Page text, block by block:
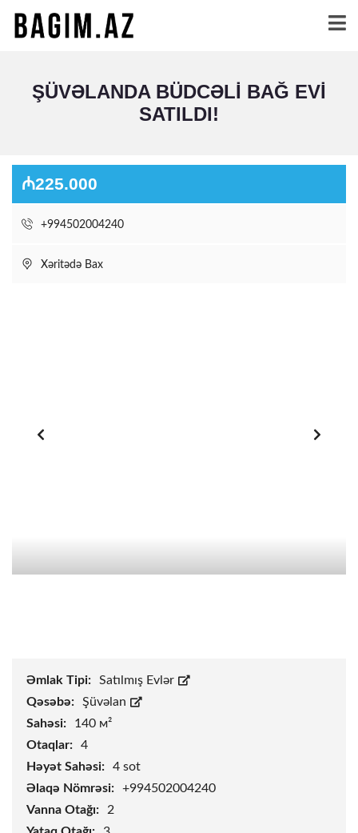
ŞÜVƏLANDA BÜDCƏLI BAĞ EVI
SATILDI!
₼225.000
+994502004240
Xəritədə Bax
Əmlak Tipi:
Satılmış Evlər
Qəsəbə:
Şüvəlan
Sahəsi:
140 м²
Otaqlar:
4
Həyət Sahəsi:
4 sot
Əlaqə Nömrəsi:
+994502004240
Vanna Otağı:
2